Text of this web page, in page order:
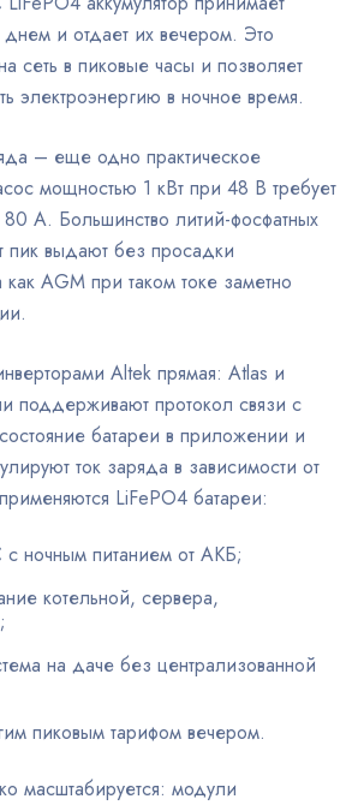
и отдает их вечером. Это
сеть в пиковые часы и позволяет
электроэнергию в ночное время.
– еще одно практическое
мощностью 1 кВт при 48 В требует
80 А. Большинство литий-фосфатных
пик выдают без просадки
AGM при таком токе заметно
Altek прямая: Atlas и
поддерживают протокол связи с
батареи в приложении и
ток заряда в зависимости от
LiFePO4 батареи:
ночным питанием от АКБ;
котельной, сервера,
на даче без централизованной
пиковым тарифом вечером.
масштабируется: модули